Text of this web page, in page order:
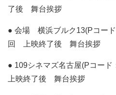
了後 舞台挨拶
● 会場 横浜ブルク13(Pコー
回 上映終了後 舞台挨拶
● 109シネマズ名古屋(Pコー
上映終了後 舞台挨拶